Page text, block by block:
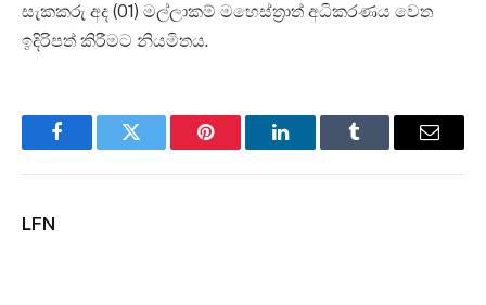
සැකකරු අද (01) මල්ලාකම් මහෙස්ත්‍රාත් අධිකරණය වෙත
ඉදිරිපත් කිරීමට නියමිතය.
FacebookTwitter Pinterest LinkedInTumblr Email
LFN